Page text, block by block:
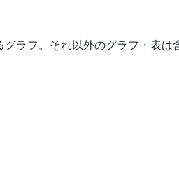
ラフ。それ以外のグラフ・表は